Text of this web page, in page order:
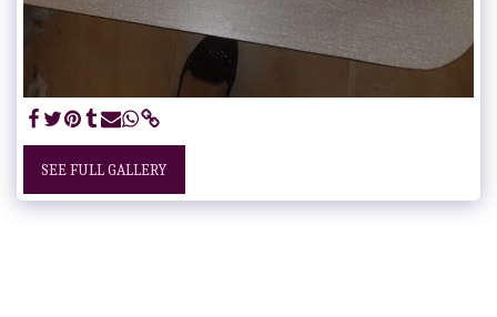
SEE FULL GALLERY